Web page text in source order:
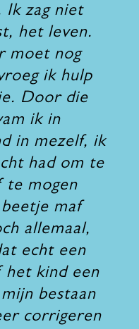
Ik zag niet
het leven.
moet nog
ik hulp
Door die
ik in
in mezelf, ik
had om te
te mogen
maf
allemaal,
echt een
het kind een
bestaan
corrigeren